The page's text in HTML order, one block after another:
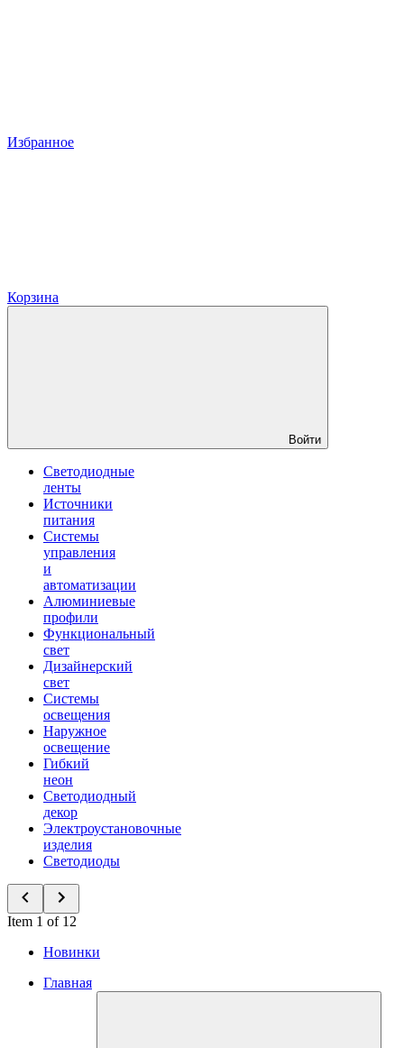
Избранное
Корзина
Войти
Светодиодные
ленты
Источники
питания
Системы
управления
и
автоматизации
Алюминиевые
профили
Функциональный
свет
Дизайнерский
свет
Системы
освещения
Наружное
освещение
Гибкий
неон
Светодиодный
декор
Электроустановочные
изделия
Светодиоды
Item 1 of 12
Новинки
Главная